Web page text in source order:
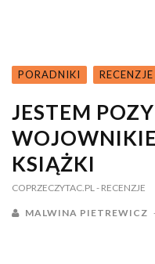
PORADNIKI RECENZJE
JESTEM
KSIĄŻKI
COPRZECZYTAC.PL - RECENZJE
MALWINA PIETREWICZ